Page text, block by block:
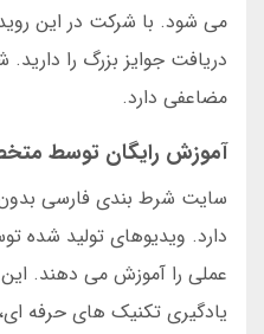
می شود. با شرکت در این
دریافت جوایز بزرگ را
مضاعفی دارد.
آموزش رایگان توسط
سایت شرط بندی فارسی
دارد. ویدیوهای تولید شده
عملی را آموزش می دهند. این
یادگیری تکنیک های حرفه